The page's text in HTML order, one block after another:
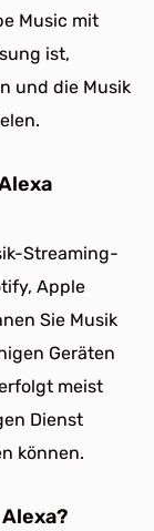
Music mit
ist,
und die Musik
Streaming-
Apple
Sie Musik
Geräten
meist
Dienst
können.